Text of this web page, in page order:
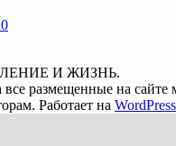
И ЖИЗНЬ.
все размещенные на сайте
Работает на WordPress